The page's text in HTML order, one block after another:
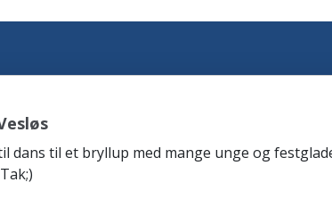
dans til et bryllup med mange unge og